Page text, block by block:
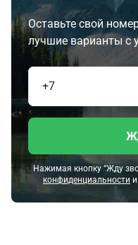
Оставьте свой
лучшие варианты с
Нажимая кнопку “Жду
конфиденциальности и